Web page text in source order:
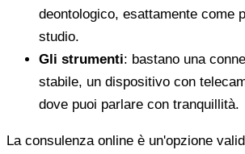
deontologico, esattamente come
studio.
Gli strumenti: bastano una
stabile, un dispositivo con
dove puoi parlare con tranquillità.
La consulenza online è un'opzione